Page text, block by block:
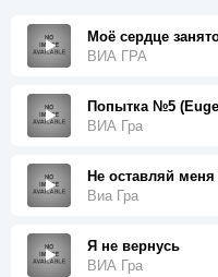
Моё сердце
ВИА ГРА
Попытка №5
ВИА Гра
Не оставляй меня
Виа Гра
Я не вернусь
ВИА Гра